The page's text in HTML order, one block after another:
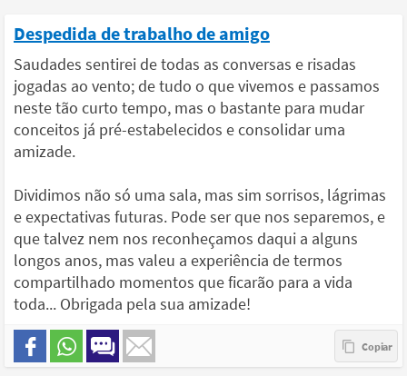
Despedida de trabalho de amigo
Saudades sentirei de todas as conversas e risadas
jogadas ao vento; de tudo o que vivemos e passamos
neste tão curto tempo, mas o bastante para mudar
conceitos já pré-estabelecidos e consolidar uma
amizade.
Dividimos não só uma sala, mas sim sorrisos, lágrimas
e expectativas futuras. Pode ser que nos separemos, e
que talvez nem nos reconheçamos daqui a alguns
longos anos, mas valeu a experiência de termos
compartilhado momentos que ficarão para a vida
toda... Obrigada pela sua amizade!